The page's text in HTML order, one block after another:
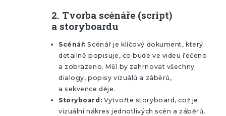
2. Tvorba scénáře (script)
a storyboardu
Scénář: Scénář je klíčový dokument, který
detailně popisuje, co bude ve videu řečeno
a zobrazeno. Měl by zahrnovat všechny
dialogy, popisy vizuálů a záběrů,
a sekvence děje.
Storyboard: Vytvořte storyboard, což je
vizuální nákres jednotlivých scén a záběrů.